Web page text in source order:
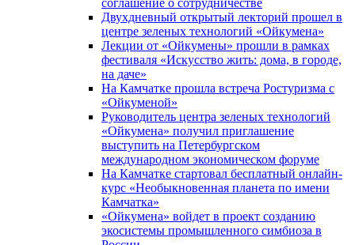
соглашение о сотрудничестве
Двухдневный открытый лекторий прошел в
центре зеленых технологий «Ойкумена»
Лекции от «Ойкумены» прошли в рамках
фестиваля «Искусство жить: дома, в городе,
на даче»
На Камчатке прошла встреча Ростуризма с
«Ойкуменой»
Руководитель центра зеленых технологий
«Ойкумена» получил приглашение
выступить на Петербургском
международном экономическом форуме
На Камчатке стартовал бесплатный онлайн-
курс «Необыкновенная планета по имени
Камчатка»
«Ойкумена» войдет в проект созданию
экосистемы промышленного симбиоза в